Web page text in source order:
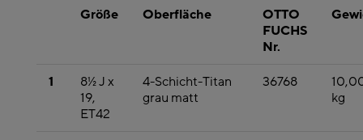
Größe Oberfläche
OTTO
FUCHS
Nr.
1
8½ J x
19,
ET42
4-Schicht-Titan
grau matt
36768
kg